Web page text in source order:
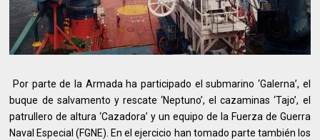
Por parte de la Armada ha participado el submarino ‘Galerna’, el
buque de salvamento y rescate ‘Neptuno’, el cazaminas ‘Tajo’, el
patrullero de altura ‘Cazadora’ y un equipo de la Fuerza de Guerra
Naval Especial (FGNE). En el ejercicio han tomado parte también los